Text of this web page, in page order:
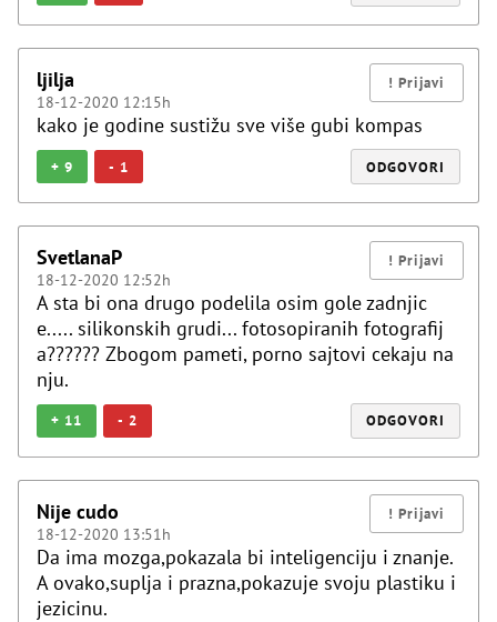
ljilja
18-12-2020 12:15h
kako je godine sustižu sve više gubi kompas
+ 9 - 1 ODGOVORI
SvetlanaP
18-12-2020 12:52h
A sta bi ona drugo podelila osim gole zadnjic
e..... silikonskih grudi... fotosopiranih fotografij
a?????? Zbogom pameti, porno sajtovi cekaju na
nju.
+ 11 - 2 ODGOVORI
Nije cudo
18-12-2020 13:51h
Da ima mozga,pokazala bi inteligenciju i znanje.
A ovako,suplja i prazna,pokazuje svoju plastiku i
jezicinu.